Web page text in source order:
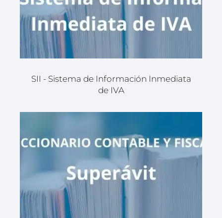
SII - Sistema de Información Inmediata
de IVA